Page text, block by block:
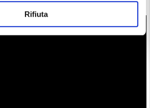
Rifiuta